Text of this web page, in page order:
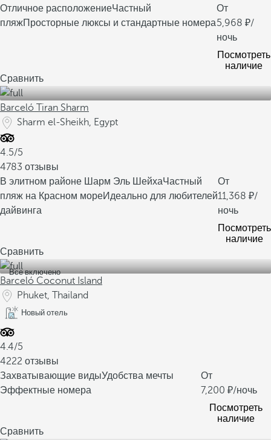
Отличное расположениеЧастный
пляжПросторные люксы и стандартные номера
От
5,968
/
ночь
Посмотреть
наличие
Сравнить
Barceló Tiran Sharm
Sharm el-Sheikh, Egypt
4.5/5
4783 отзывы
В элитном районе Шарм Эль ШейхаЧастный
пляж на Красном мореИдеально для любителей
дайвинга
От
11,368
/
ночь
Посмотреть
наличие
Сравнить
Все включено
Barceló Coconut Island
Phuket, Thailand
Новый отель
4.4/5
4222 отзывы
Захватывающие видыУдобства мечты
Эффектные номера
От
7,200
/ночь
Посмотреть
наличие
Сравнить